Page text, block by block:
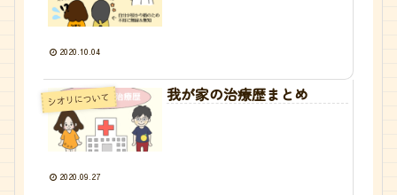
2020.10.04
シオリについて 我が家の治療歴まとめ
2020.09.27